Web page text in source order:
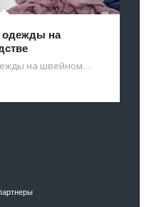
одежды на
на швейном…